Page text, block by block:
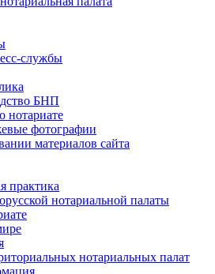
службы
БНП
нотариате
фотографии
материалов сайта
практика
нотариальной палаты
нотариальных палат